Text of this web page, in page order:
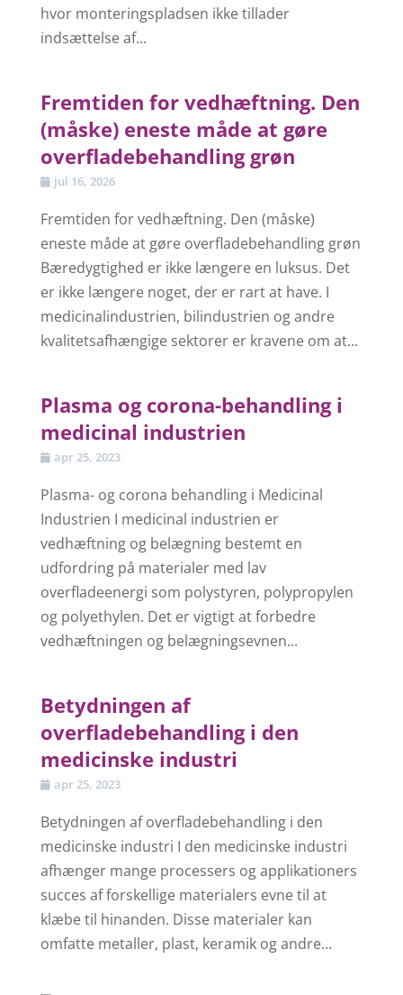
hvor monteringspladsen ikke tillader
indsættelse af...
Fremtiden for vedhæftning. Den
(måske) eneste måde at gøre
overfladebehandling grøn
jul 16, 2026
Fremtiden for vedhæftning. Den (måske)
eneste måde at gøre overfladebehandling grøn
Bæredygtighed er ikke længere en luksus. Det
er ikke længere noget, der er rart at have. I
medicinalindustrien, bilindustrien og andre
kvalitetsafhængige sektorer er kravene om at...
Plasma og corona-behandling i
medicinal industrien
apr 25, 2023
Plasma- og corona behandling i Medicinal
Industrien I medicinal industrien er
vedhæftning og belægning bestemt en
udfordring på materialer med lav
overfladeenergi som polystyren, polypropylen
og polyethylen. Det er vigtigt at forbedre
vedhæftningen og belægningsevnen...
Betydningen af
overfladebehandling i den
medicinske industri
apr 25, 2023
Betydningen af overfladebehandling i den
medicinske industri I den medicinske industri
afhænger mange processers og applikationers
succes af forskellige materialers evne til at
klæbe til hinanden. Disse materialer kan
omfatte metaller, plast, keramik og andre...